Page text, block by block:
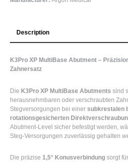
Description
K3Pro XP MultiBase Abutment –
Zahnersatz
Die K3Pro XP MultiBase Abutments sind
herausnehmbaren oder verschraubten
Stegversorgungen bei einer subkrestalen
rotationsgesicherten
Abutment-Level sicher befestigt werden,
Steg-Versorgungen zuverlässig gehalten
Die präzise 1,5° Konusverbindung sorgt